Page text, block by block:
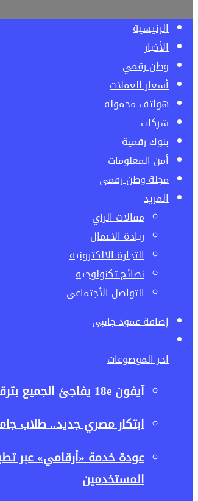
الرئيسية
الأخبار
وطن رقمي
أسعار العملات
هواتف محمولة
شركات
بنوك رقمية
أمن المعلومات
مجلة وطن رقمي
المزيد
مقالات الرأي
ريادة الاعمال
التجارة الالكترونية
نصائح تكنولوجية
التواصل الأجتماعي
إضافة عمود جانبي
اخر الموضوعات
آيفون 18e يفاجئ الجميع بترقية غير متوقعة.. هل تكفي غيغابايت واحدة لإطلاق قوة الذكاء الاصطناعي؟
ابتكار مصري جديد.. طلاب
المستخدمين